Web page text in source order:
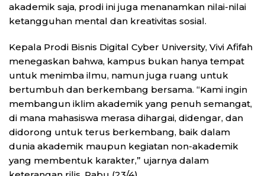
akademik saja, prodi ini juga menanamkan nilai-nilai
ketangguhan mental dan kreativitas sosial.
Kepala Prodi Bisnis Digital Cyber University, Vivi Afifah
menegaskan bahwa, kampus bukan hanya tempat
untuk menimba ilmu, namun juga ruang untuk
bertumbuh dan berkembang bersama. “Kami ingin
membangun iklim akademik yang penuh semangat,
di mana mahasiswa merasa dihargai, didengar, dan
didorong untuk terus berkembang, baik dalam
dunia akademik maupun kegiatan non-akademik
yang membentuk karakter,” ujarnya dalam